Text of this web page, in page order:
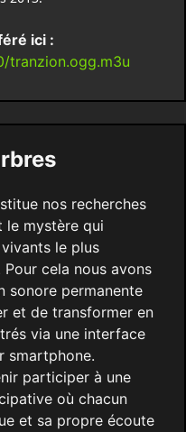
ici :
tranzion.ogg.m3u
nos recherches
le mystère qui
le plus
cela nous avons
sonore permanente
et de transformer en
via une interface
smartphone.
participer à une
où chacun
et sa propre écoute